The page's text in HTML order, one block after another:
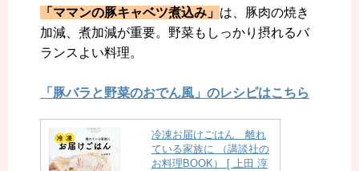
「ママンの豚キャベツ煮込み」 は、豚肉の焼き
加減、煮加減が重要。野菜もしっかり摂れるバ
ランスよい料理。
「豚バラと野菜のおでん風」のレシピはこちら
冷凍お届けごはん 離れ
ている家族に （講談社の
お料理BOOK） [ 上田 淳